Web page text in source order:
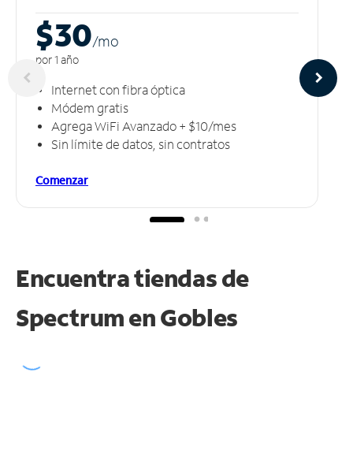
$30/mo
por 1 año
Internet con fibra óptica
Módem gratis
Agrega WiFi Avanzado + $10/mes
Sin límite de datos, sin contratos
Comenzar
Encuentra tiendas de
Spectrum enGobles